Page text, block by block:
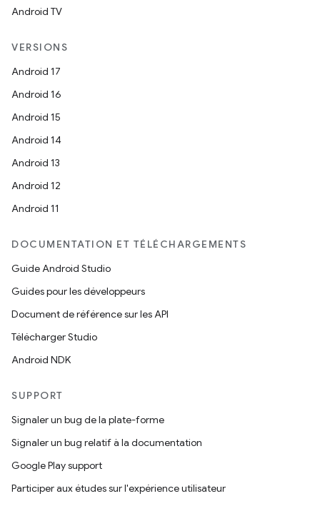
Android TV
VERSIONS
Android 17
Android 16
Android 15
Android 14
Android 13
Android 12
Android 11
DOCUMENTATION ET TÉLÉCHARGEMENTS
Guide Android Studio
Guides pour les développeurs
Document de référence sur les API
Télécharger Studio
Android NDK
SUPPORT
Signaler un bug de la plate-forme
Signaler un bug relatif à la documentation
Google Play support
Participer aux études sur l'expérience utilisateur